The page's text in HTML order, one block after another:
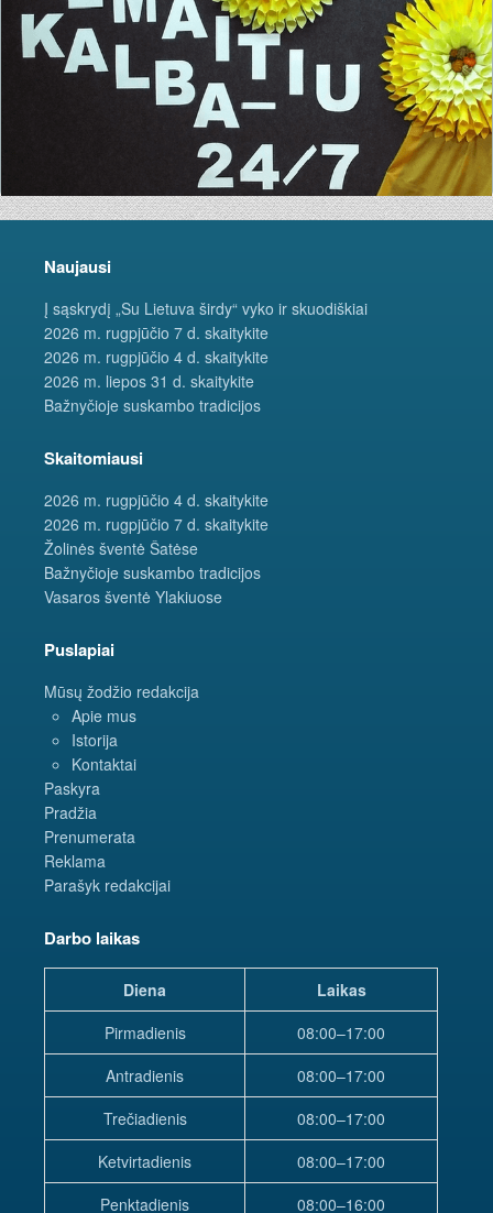
Naujausi
Į sąskrydį „Su Lietuva širdy“ vyko ir skuodiškiai
2026 m. rugpjūčio 7 d. skaitykite
2026 m. rugpjūčio 4 d. skaitykite
2026 m. liepos 31 d. skaitykite
Bažnyčioje suskambo tradicijos
Skaitomiausi
2026 m. rugpjūčio 4 d. skaitykite
2026 m. rugpjūčio 7 d. skaitykite
Žolinės šventė Šatėse
Bažnyčioje suskambo tradicijos
Vasaros šventė Ylakiuose
Puslapiai
Mūsų žodžio redakcija
Apie mus
Istorija
Kontaktai
Paskyra
Pradžia
Prenumerata
Reklama
Parašyk redakcijai
Darbo laikas
Diena
Laikas
Pirmadienis
08:00–17:00
Antradienis
08:00–17:00
Trečiadienis
08:00–17:00
Ketvirtadienis
08:00–17:00
Penktadienis
08:00–16:00